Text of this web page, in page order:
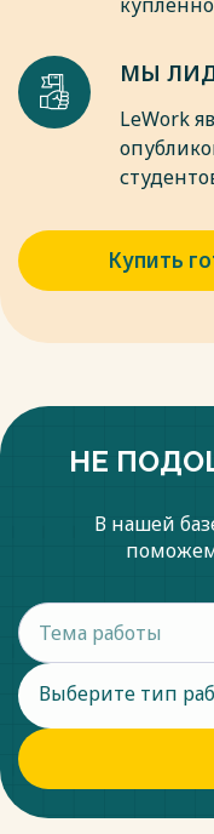
МЫ
LeWork
Купить
НЕ
В нашей
Выберите тип